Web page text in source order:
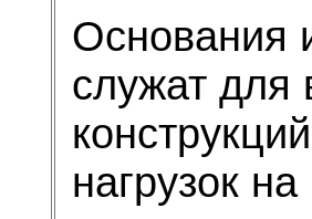
Основания
служат для
нагрузок